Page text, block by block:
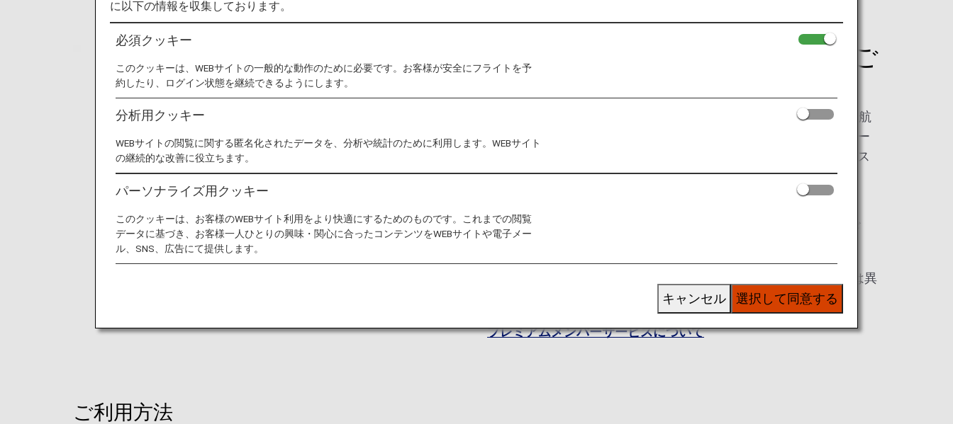
「プラチナサービス」デスクのご
案内
「ANAプラチナサービス」メンバーが対象です。ANAグループ運航
便のご予約はもちろん、マイレージサービス、プレミアムメンバー
サービスについてのお問い合わせなど、「プラチナサービス」デス
クで承ります。
て、ANAマイレージクラブお客様番号（10桁）とAMCパスワード
*AMCパスワード（4桁）は、Webパスワード（8～16桁）とは異
なりますので、ご注意ください。
プレミアムメンバーサービスについて
ご利用方法
に以下の情報を収集しております。
必須クッキー
このクッキーは、WEBサイトの一般的な動作のために必要です。お客様が安全にフライトを予
約したり、ログイン状態を継続できるようにします。
分析用クッキー
WEBサイトの閲覧に関する匿名化されたデータを、分析や統計のために利用します。WEBサイト
の継続的な改善に役立ちます。
パーソナライズ用クッキー
このクッキーは、お客様のWEBサイト利用をより快適にするためのものです。これまでの閲覧
データに基づき、お客様一人ひとりの興味・関心に合ったコンテンツをWEBサイトや電子メー
ル、SNS、広告にて提供します。
選択して同意する
キャンセル